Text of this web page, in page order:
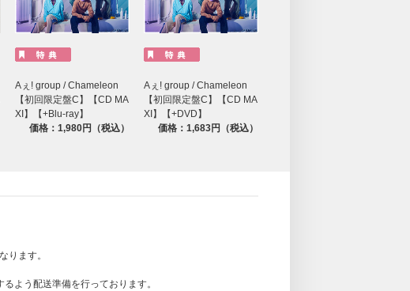
Aぇ! group / Chameleon
【初回限定盤C】【CD MA
XI】【+Blu-ray】
価格：1,980円（税込）
Aぇ! group / Chameleon
【初回限定盤C】【CD MA
XI】【+DVD】
価格：1,683円（税込）
ります。
るよう配送準備を行っております。